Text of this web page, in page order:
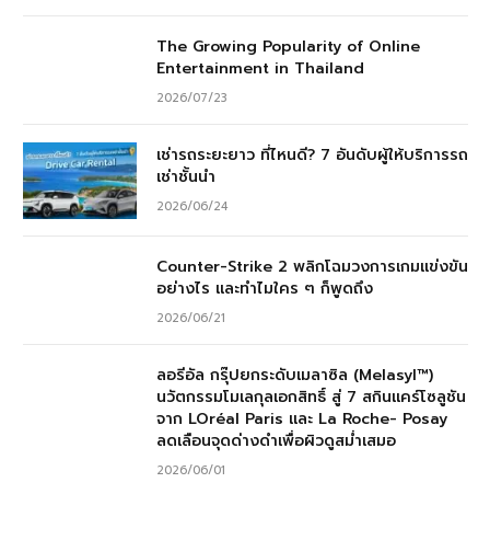
The Growing Popularity of Online
Entertainment in Thailand
2026/07/23
เช่ารถระยะยาว ที่ไหนดี? 7 อันดับผู้ให้บริการรถ
เช่าชั้นนำ
2026/06/24
Counter-Strike 2 พลิกโฉมวงการเกมแข่งขัน
อย่างไร และทำไมใคร ๆ ก็พูดถึง
2026/06/21
ลอรีอัล กรุ๊ปยกระดับเมลาซิล (Melasyl™)
นวัตกรรมโมเลกุลเอกสิทธิ์ สู่ 7 สกินแคร์โซลูชัน
จาก LOréal Paris และ La Roche- Posay
ลดเลือนจุดด่างดำเพื่อผิวดูสม่ำเสมอ
2026/06/01